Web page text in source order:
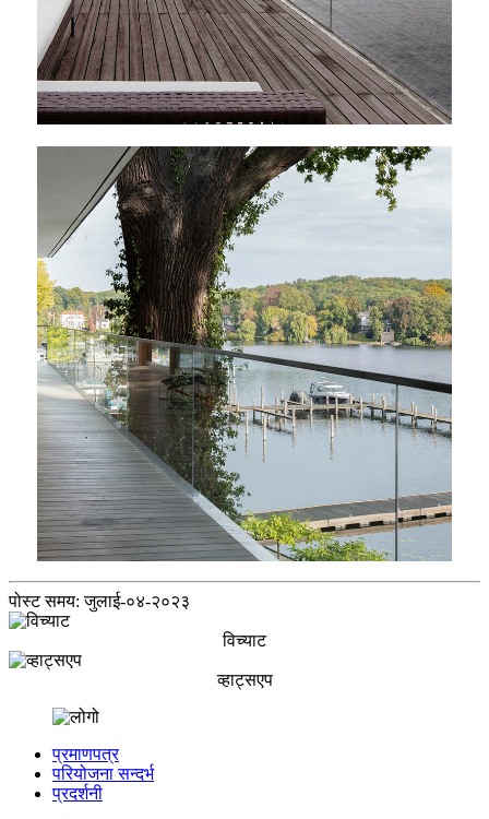
पोस्ट समय: जुलाई-०४-२०२३
विच्याट
व्हाट्सएप
प्रमाणपत्र
परियोजना सन्दर्भ
प्रदर्शनी